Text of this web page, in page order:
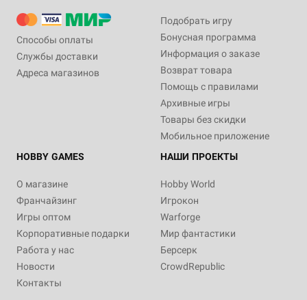
Способы оплаты
Службы доставки
Адреса магазинов
Подобрать игру
Бонусная программа
Информация о заказе
Возврат товара
Помощь с правилами
Архивные игры
Товары без скидки
Мобильное приложение
HOBBY GAMES
О магазине
Франчайзинг
Игры оптом
Корпоративные подарки
Работа у нас
Новости
Контакты
НАШИ ПРОЕКТЫ
Hobby World
Игрокон
Warforge
Мир фантастики
Берсерк
CrowdRepublic